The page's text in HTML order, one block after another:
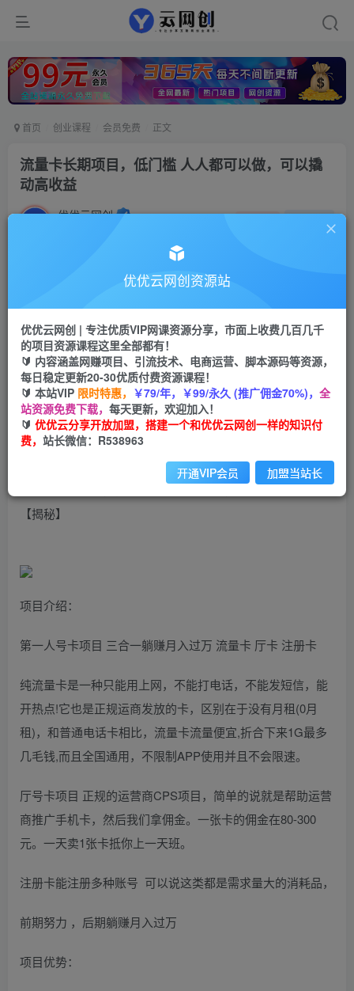
首页 创业课程 会员免费 正文
流量卡长期项目，低门槛 人人都可以做，可以撬
动高收益
优优云网创 私信
云币9.9云币99
会员免费
立即购买
您当前未登录！建议登陆后购买，可保存购买订单
流量卡长期项目，低门槛 人人都可以做，可以撬动高收益
【揭秘】
项目介绍：
第一人号卡项目 三合一躺赚月入过万 流量卡 厅卡 注册卡
纯流量卡是一种只能用上网，不能打电话，不能发短信，能
开热点!它也是正规运商发放的卡，区别在于没有月租(0月
租)，和普通电话卡相比，流量卡流量便宜,折合下来1G最多
几毛钱,而且全国通用，不限制APP使用并且不会限速。
厅号卡项目 正规的运营商CPS项目，简单的说就是帮助运营
商推广手机卡，然后我们拿佣金。一张卡的佣金在80-300
元。一天卖1张卡抵你上一天班。
注册卡能注册多种账号 可以说这类都是需求量大的消耗品，
前期努力 ，后期躺赚月入过万
项目优势：
优优云网创资源站
优优云网创 | 专注优质VIP网课资源分享，市面上收费几百几千
的项目资源课程这里全部都有！
🔰 内容涵盖网赚项目、引流技术、电商运营、脚本源码等资源，
每日稳定更新20-30优质付费资源课程！
🔰 本站VIP 限时特惠， ￥79/年，￥99/永久 (推广佣金70%)， 全
站资源免费下载， 每天更新，欢迎加入！
🔰 优优云分享开放加盟，搭建一个和优优云网创一样的知识付
费， 站长微信：R538963
开通VIP会员 加盟当站长